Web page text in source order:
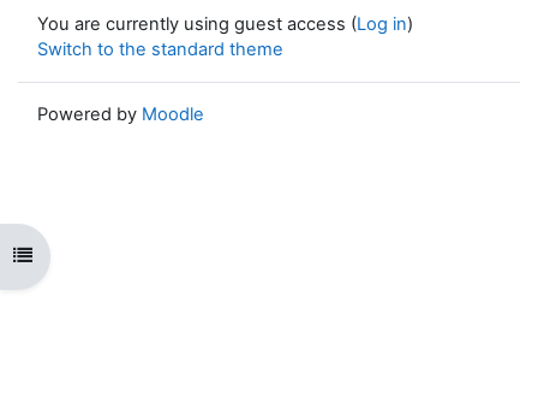
Open course index
You are currently using guest access (Log in)
Switch to the standard theme
Powered by Moodle